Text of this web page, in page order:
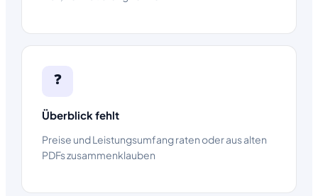
❓
Überblick fehlt
Preise und Leistungsumfang raten oder aus alten
PDFs zusammenklauben